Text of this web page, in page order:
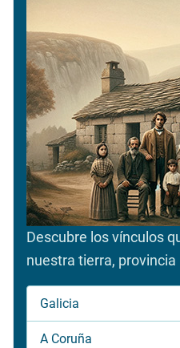
Descubre los vínculos
nuestra tierra, provincia
Galicia
A Coruña